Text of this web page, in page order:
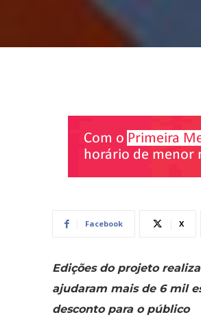
Facebook X
Edições do projeto
ajudaram mais de 6 mil
desconto para o público